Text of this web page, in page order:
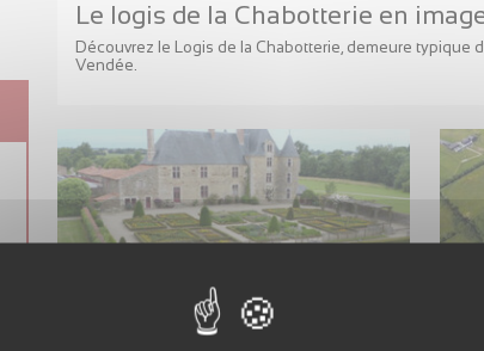
Le logis de la Chabotterie en
Découvrez le Logis de la Chabotterie, demeure typique
Vendée.
Confort de visite